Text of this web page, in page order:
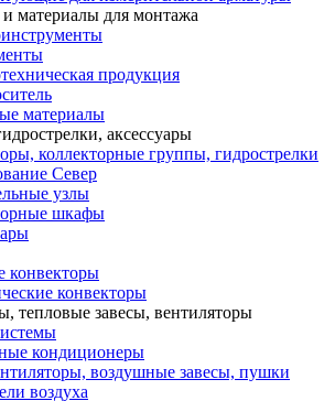
материалы для монтажа
продукция
материалы
аксессуары
коллекторные группы, гидрострелки
Север
узлы
шкафы
конвекторы
конвекторы
тепловые завесы, вентиляторы
кондиционеры
воздушные завесы, пушки
воздуха